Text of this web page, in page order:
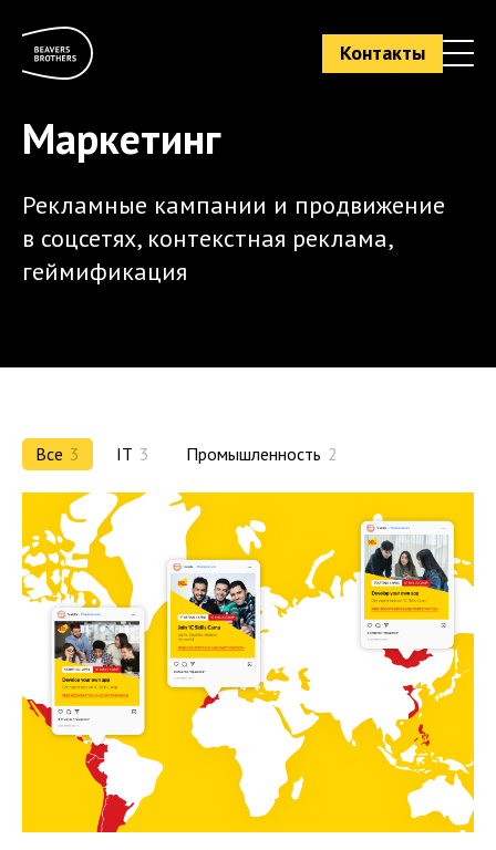
Контакты
Маркетинг
Рекламные кампании и продвижение
в соцсетях, контекстная реклама,
геймификация
Все 3 IT 3 Промышленность 2